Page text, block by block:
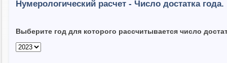
Нумерологический расчет - Число достатка года.
Выберите год для которого рассчитывается число